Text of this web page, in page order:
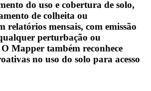
do uso e cobertura de solo,
de colheita ou
relatórios mensais, com emissão
perturbação ou
Mapper também reconhece
no uso do solo para acesso